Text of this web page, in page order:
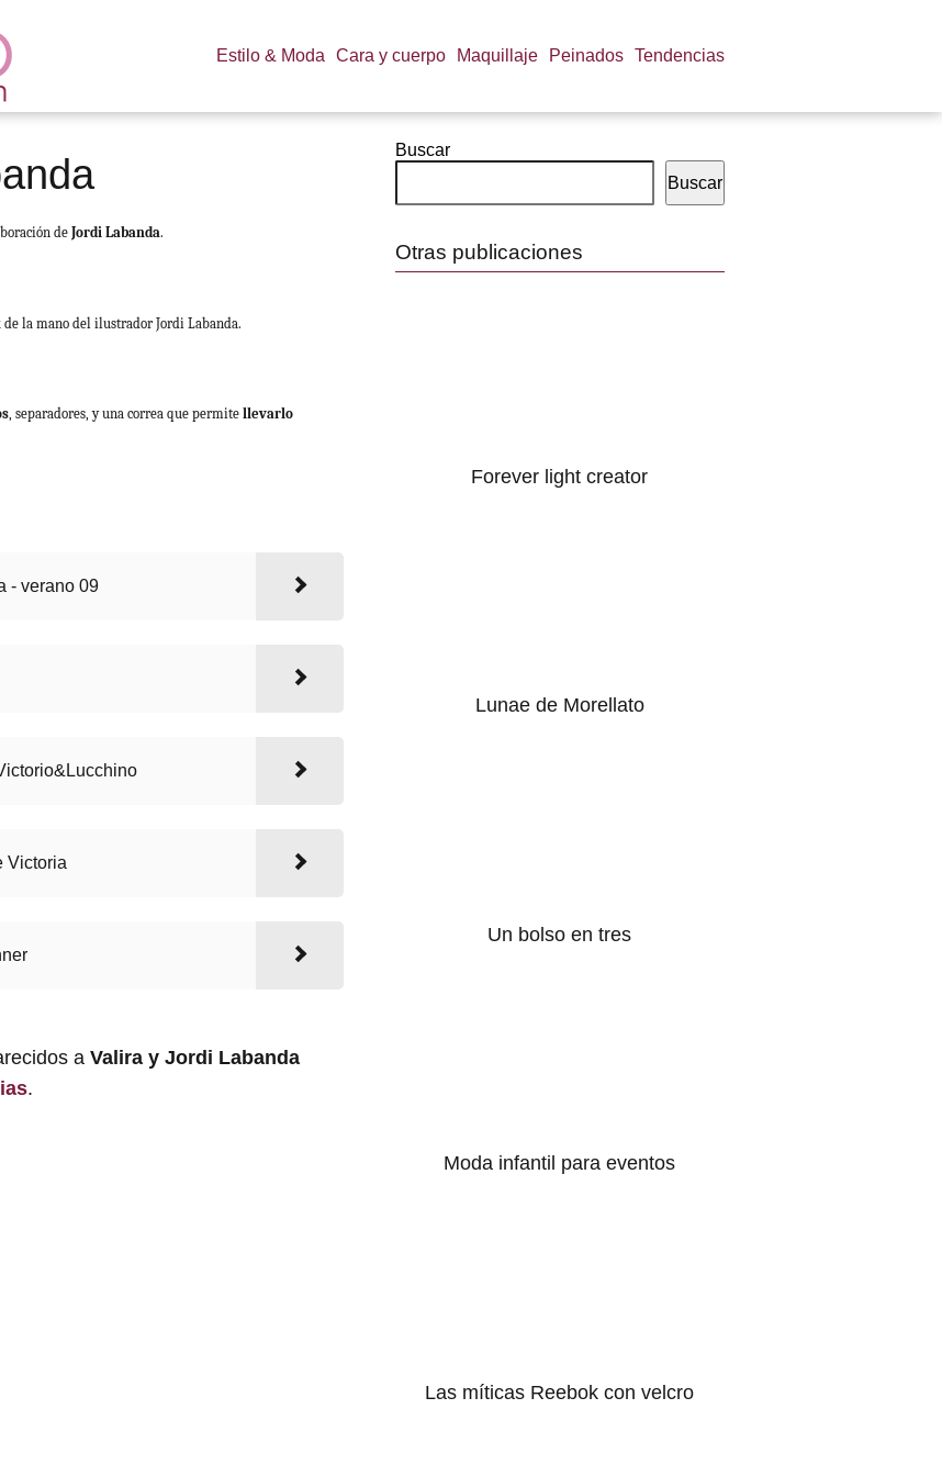
Estilo & Moda Cara y cuerpo Maquillaje Peinados Tendencias
deJordi Labanda.
de la mano del ilustrador Jordi Labanda.
, separadores, y una correa que permite llevarlo
- verano 09
Victoria
a Valira y Jordi Labanda
.
Buscar
Buscar
Otras publicaciones
Forever light creator
Lunae de Morellato
Un bolso en tres
Moda infantil para eventos
Las míticas Reebok con velcro